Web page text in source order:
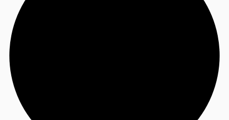
倉庫・物流センター